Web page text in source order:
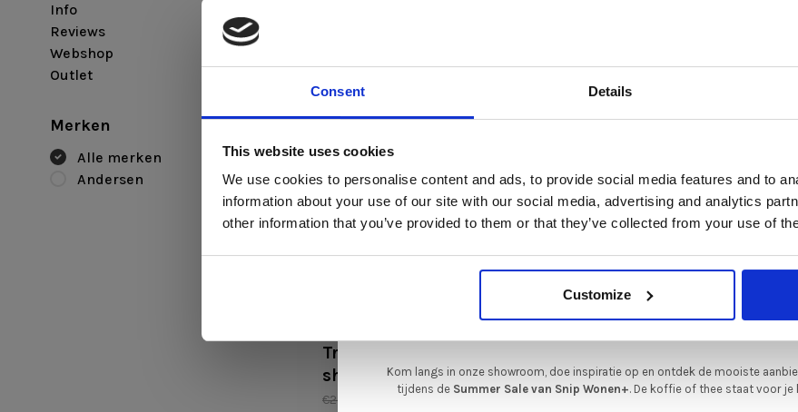
Consent Details
This website uses cookies
We use cookies to personalise content and ads, to provide social media features and to
information about your use of our site with our social media, advertising and analytics
other information that you’ve provided to them or that they’ve collected from your use of
Customize
Info
Reviews
Webshop
Outlet
Merken
Alle merken
Andersen
Tray table mini zwart
showroommodel
€205,00 €174,00
De Summer Sale bij Snip Wonen+ is gestart!
In onze showroom vind je een uitgebreide selectie designmeubelen
gerenommeerde Nederlandse en Europese merken. Onder andere
van
Sculptures Jeux Artisanzijn nu extra
gelegenheid om jouw favoriete designmeubel geheel naar wens samen te
met de kwaliteit, het comfort en de uitstraling die je van Snip Wonen+
Kom langs in onze showroom, doe inspiratie op en ontdek de mooiste
tijdens de Summer Sale van Snip Wonen+. De koffie of thee staat voor je